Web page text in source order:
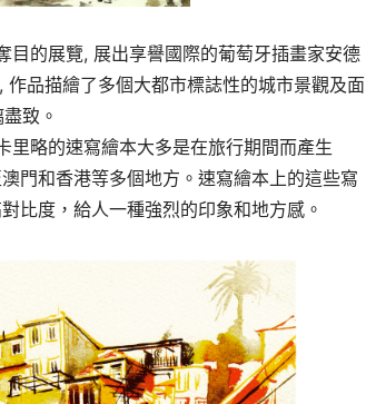
的展覽, 展出享譽國際的葡萄牙插畫家安德
品描繪了多個大都市標誌性的城市景觀及面
致。
里略的速寫繪本大多是在旅行期間而產生
門和香港等多個地方。速寫繪本上的這些寫
比度，給人一種強烈的印象和地方感。